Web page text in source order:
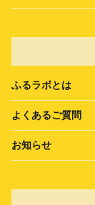
ふるラボとは
よくあるご質問
お知らせ